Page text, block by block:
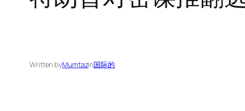
Written byMumtazin国际的